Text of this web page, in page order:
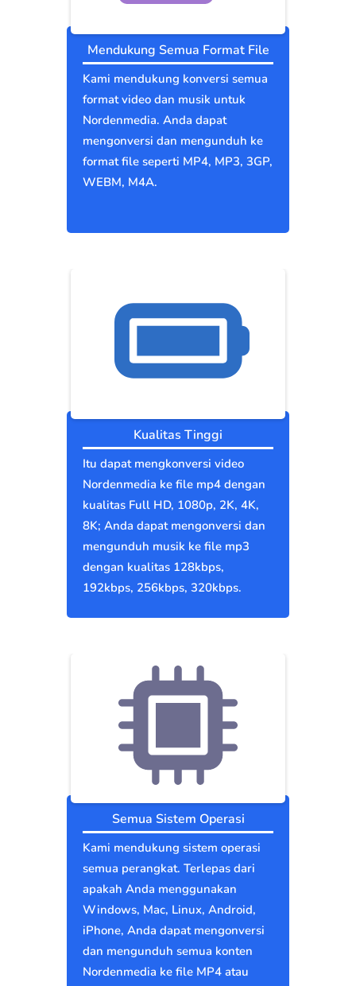
Mendukung Semua Format File
Kami mendukung konversi semua
format video dan musik untuk
Nordenmedia. Anda dapat
mengonversi dan mengunduh ke
format file seperti MP4, MP3, 3GP,
WEBM, M4A.
Kualitas Tinggi
Itu dapat mengkonversi video
Nordenmedia ke file mp4 dengan
kualitas Full HD, 1080p, 2K, 4K,
8K; Anda dapat mengonversi dan
mengunduh musik ke file mp3
dengan kualitas 128kbps,
192kbps, 256kbps, 320kbps.
Semua Sistem Operasi
Kami mendukung sistem operasi
semua perangkat. Terlepas dari
apakah Anda menggunakan
Windows, Mac, Linux, Android,
iPhone, Anda dapat mengonversi
dan mengunduh semua konten
Nordenmedia ke file MP4 atau